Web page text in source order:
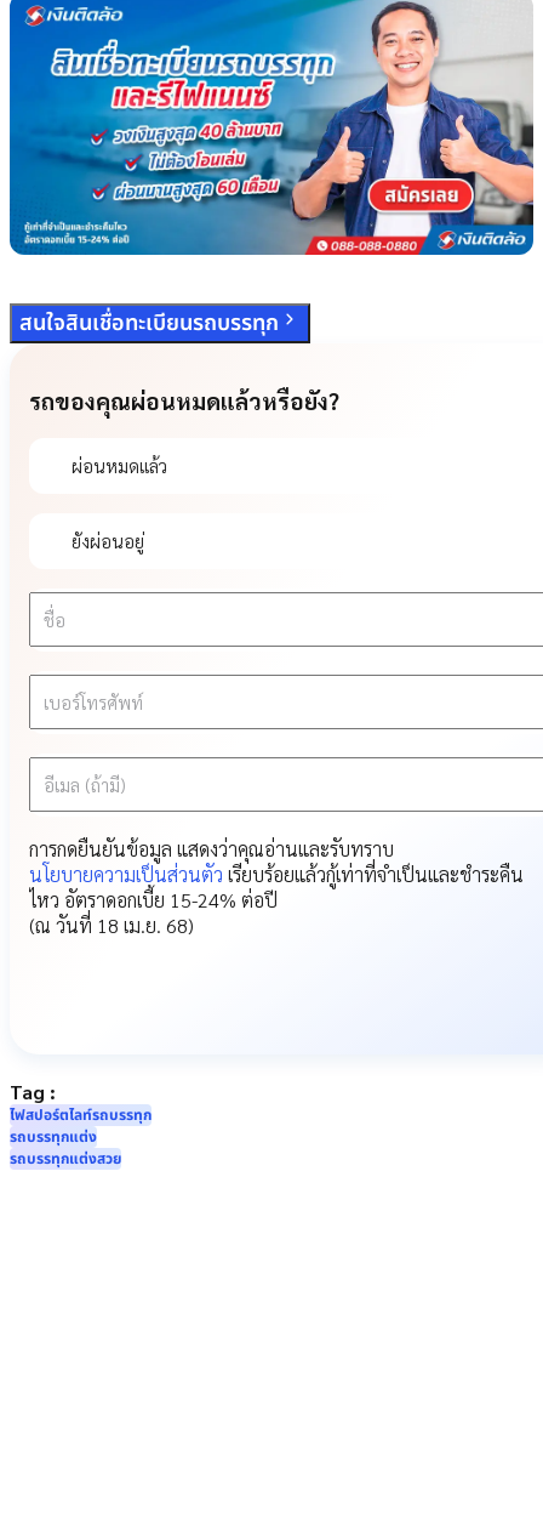
สนใจสินเชื่อทะเบียนรถบรรทุก
รถของคุณผ่อนหมดแล้วหรือยัง?
ผ่อนหมดแล้ว
ยังผ่อนอยู่
ชื่อ
เบอร์โทรศัพท์
อีเมล (ถ้ามี)
การกดยืนยันข้อมูล แสดงว่าคุณอ่านและรับทราบ
นโยบายความเป็นส่วนตัว เรียบร้อยแล้วกู้เท่าที่จำเป็นและชำระคืน
ไหว อัตราดอกเบี้ย 15-24% ต่อปี
(ณ วันที่ 18 เม.ย. 68)
Tag :
ไฟสปอร์ตไลท์รถบรรทุก
รถบรรทุกแต่ง
รถบรรทุกแต่งสวย